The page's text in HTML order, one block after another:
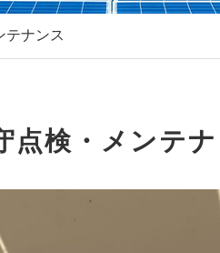
テナンス
点検・メンテ